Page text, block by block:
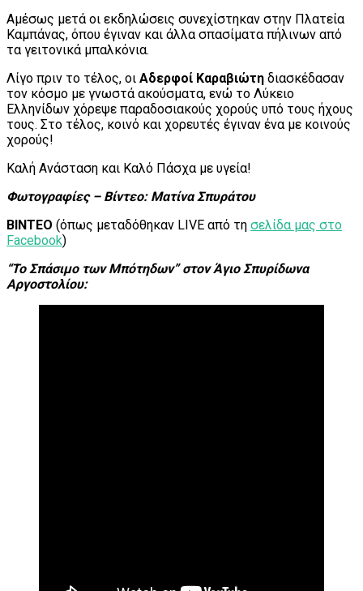
Αμέσως μετά οι εκδηλώσεις συνεχίστηκαν στην Πλατεία
Καμπάνας, όπου έγιναν και άλλα σπασίματα πήλινων από
τα γειτονικά μπαλκόνια.
Λίγο πριν το τέλος, οι Αδερφοί Καραβιώτη διασκέδασαν
τον κόσμο με γνωστά ακούσματα, ενώ το Λύκειο
Ελληνίδων χόρεψε παραδοσιακούς χορούς υπό τους ήχους
τους. Στο τέλος, κοινό και χορευτές έγιναν ένα με κοινούς
χορούς!
Καλή Ανάσταση και Καλό Πάσχα με υγεία!
Φωτογραφίες – Βίντεο: Ματίνα Σπυράτου
ΒΙΝΤΕΟ (όπως μεταδόθηκαν LIVE από τη σελίδα μας στο
Facebook)
“Το Σπάσιμο των Μπότηδων” στον Άγιο Σπυρίδωνα
Αργοστολίου: